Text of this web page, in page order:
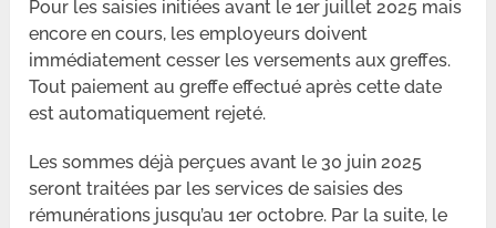
Pour les saisies initiées avant le 1er juillet 2025 mais
encore en cours, les employeurs doivent
immédiatement cesser les versements aux greffes.
Tout paiement au greffe effectué après cette date
est automatiquement rejeté.
Les sommes déjà perçues avant le 30 juin 2025
seront traitées par les services de saisies des
rémunérations jusqu’au 1er octobre. Par la suite, le